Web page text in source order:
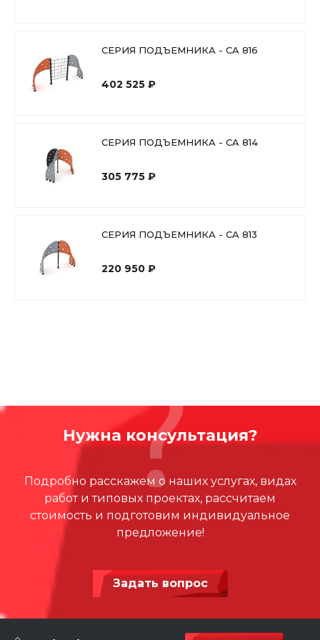
СЕРИЯ ПОДЪЕМНИКА - CA 816
402 525 ₽
СЕРИЯ ПОДЪЕМНИКА - CA 814
305 775 ₽
СЕРИЯ ПОДЪЕМНИКА - CA 813
220 950 ₽
Нужна консультация?
Подробно расскажем о наших услугах, видах
работ и типовых проектах, рассчитаем
стоимость и подготовим индивидуальное
предложение!
Задать вопрос